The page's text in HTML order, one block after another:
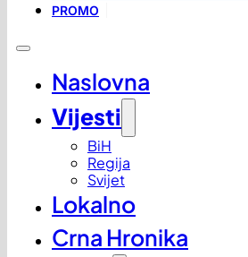
PROMO
Naslovna
Vijesti
BiH
Regija
Svijet
Lokalno
Crna Hronika